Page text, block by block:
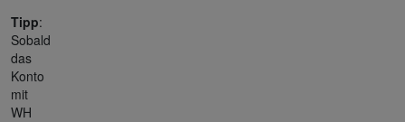
Tipp:
Sobald
das
Konto
mit
WH